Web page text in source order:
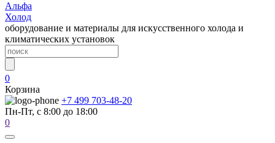
Альфа
Холод
оборудование и материалы для искусственного холода и
климатических установок
0
Корзина
+7 499 703-48-20
Пн-Пт, с 8:00 до 18:00
0